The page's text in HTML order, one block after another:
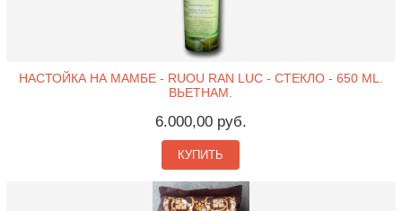
НАСТОЙКА НА МАМБЕ - RUOU RAN LUC - СТЕКЛО - 650 ML.
ВЬЕТНАМ.
6.000,00 руб.
КУПИТЬ